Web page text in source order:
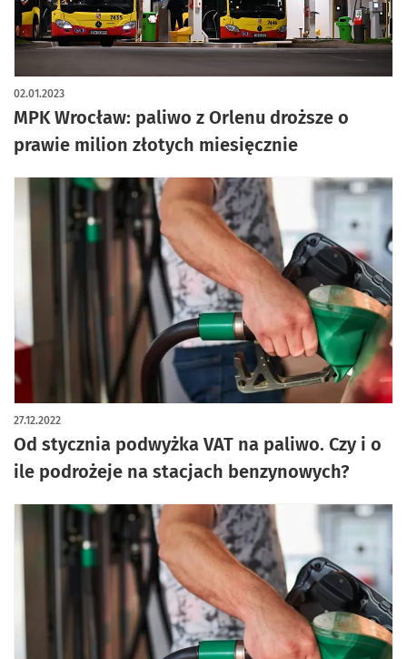
MPK Wrocław: paliwo z Orlenu droższe o
prawie milion złotych miesięcznie
02.01.2023
Od stycznia podwyżka VAT na paliwo. Czy i o
ile podrożeje na stacjach benzynowych?
27.12.2022